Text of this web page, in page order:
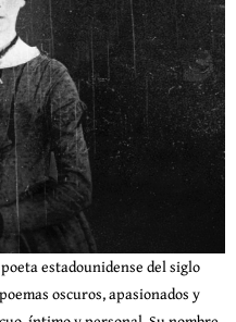
estadounidense del siglo
oscuros, apasionados y